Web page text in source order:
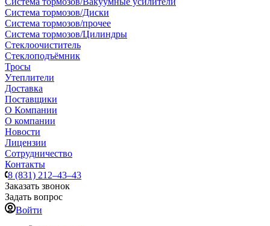
Система тормозов/Диски
Система тормозов/прочее
Система тормозов/Цилиндры
Стеклоочиститель
Стеклоподъёмник
Тросы
Утеплители
Доставка
Поставщики
О Компании
О компании
Новости
Лицензии
Сотрудничество
Контакты
8 (831) 212–43–43
Заказать звонок
Задать вопрос
Войти